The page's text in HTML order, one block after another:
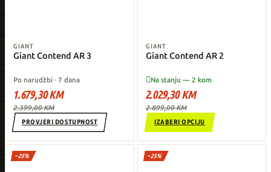
GIANT
Giant Contend AR 3
Po narudžbi · 7 dana
1.679,30 KM
2.399,00 KM
PROVJERI DOSTUPNOST
GIANT
Giant Contend AR 2
Na stanju — 2 kom
2.029,30 KM
2.899,00 KM
IZABERI OPCIJU
−25% −25%